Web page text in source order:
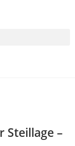
Steillage –